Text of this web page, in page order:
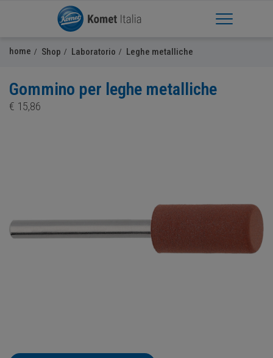
Apri Menu
home Shop Laboratorio Leghe metalliche
Gommino per leghe metalliche
€ 15,86